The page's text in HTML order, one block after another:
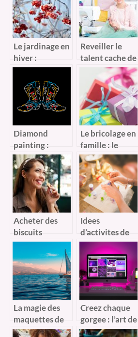
d’enfant ?
Le jardinage en
hiver :
Comment s’en
occuper
pendant l’hiver
Reveiller le
talent cache de
votre enfant en
achetant un kit
couture
Diamond
painting :
quelques
criteres utiles
pour bien le
choisir
Le bricolage en
famille : le
meilleur moyen
de divertir les
enfants surtout
pour les fetes
des Meres
Acheter des
biscuits
personnalisés
pas chers
Idees
d’activites de
creations et de
bricolage pour
vos enfants
La magie des
maquettes de
voiliers en bois
Creez chaque
gorgee : l’art de
concevoir des